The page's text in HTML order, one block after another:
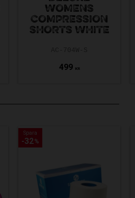
WOMENS
COMPRESSION
SHORTS WHITE
499 KR
Spara
32%
Spara
32%